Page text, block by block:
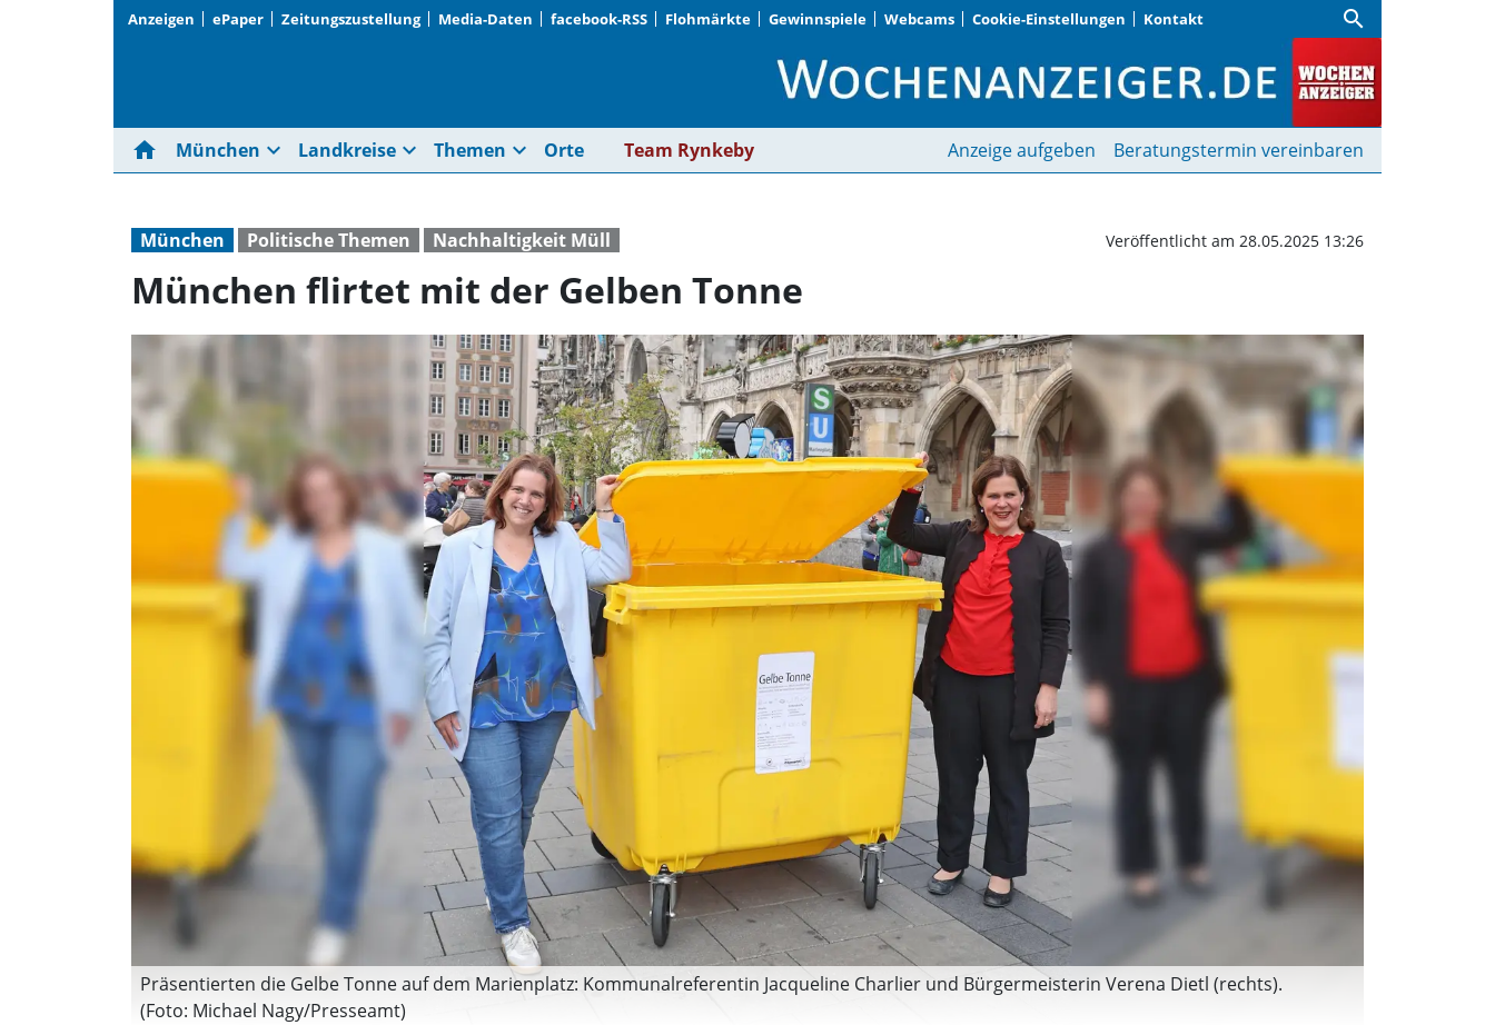
Anzeigen ePaper Zeitungszustellung Media-Daten facebook-RSS Flohmärkte Gewinnspiele Webcams Cookie-Einstellungen Kontakt search
München flirtet mit der Gelben Tonne |
home München expand_more Landkreise expand_more Themen expand_more Orte Team Rynkeby Anzeige aufgeben Beratungstermin vereinbaren
München Politische Themen Nachhaltigkeit Müll Veröffentlicht am 28.05.2025 13:26
München flirtet mit der Gelben Tonne
Präsentierten die Gelbe Tonne auf dem Marienplatz: Kommunalreferentin Jacqueline Charlier und Bürgermeisterin Verena Dietl (rechts).
(Foto: Michael Nagy/Presseamt)